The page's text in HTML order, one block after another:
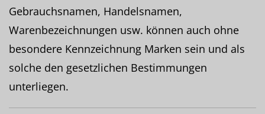
Gebrauchsnamen, Handelsnamen,
Warenbezeichnungen usw. können auch ohne
besondere Kennzeichnung Marken sein und als
solche den gesetzlichen Bestimmungen
unterliegen.